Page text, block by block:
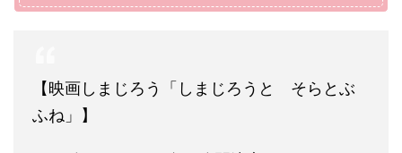
【映画しまじろう「しまじろうと そらとぶ
ふね」】